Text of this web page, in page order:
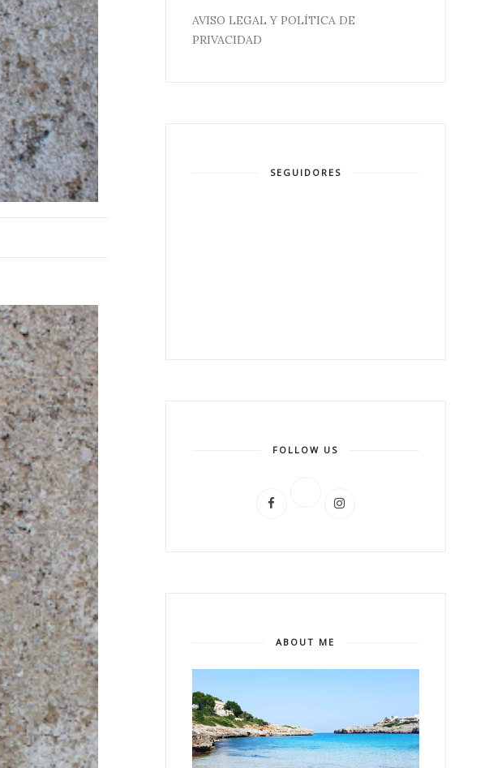
AVISO LEGAL Y POLÍTICA DE
PRIVACIDAD
SEGUIDORES
FOLLOW US
ABOUT ME